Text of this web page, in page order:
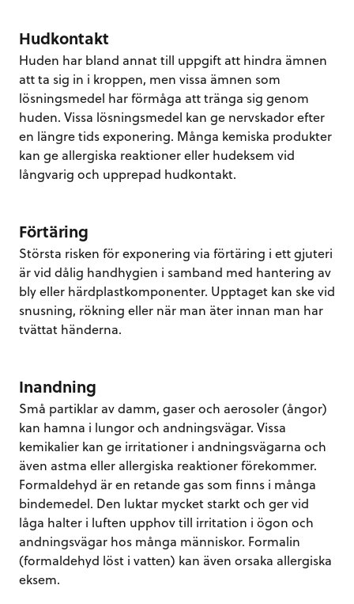
Hudkontakt
Huden har bland annat till uppgift att hindra ämnen
att ta sig in i kroppen, men vissa ämnen som
lösningsmedel har förmåga att tränga sig genom
huden. Vissa lösningsmedel kan ge nervskador efter
en längre tids exponering. Många kemiska produkter
kan ge allergiska reaktioner eller hudeksem vid
långvarig och upprepad hudkontakt.
Förtäring
Största risken för exponering via förtäring i ett gjuteri
är vid dålig handhygien i samband med hantering av
bly eller härdplastkomponenter. Upptaget kan ske vid
snusning, rökning eller när man äter innan man har
tvättat händerna.
Inandning
Små partiklar av damm, gaser och aerosoler (ångor)
kan hamna i lungor och andningsvägar. Vissa
kemikalier kan ge irritationer i andningsvägarna och
även astma eller allergiska reaktioner förekommer.
Formaldehyd är en retande gas som finns i många
bindemedel. Den luktar mycket starkt och ger vid
låga halter i luften upphov till irritation i ögon och
andningsvägar hos många människor. Formalin
(formaldehyd löst i vatten) kan även orsaka allergiska
eksem.